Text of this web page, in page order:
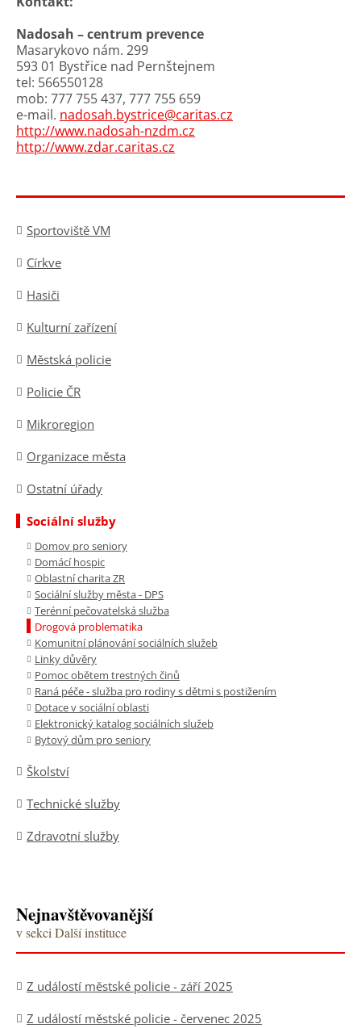
Nadosah – centrum prevence
Masarykovo nám. 299
593 01 Bystřice nad Pernštejnem
tel: 566550128
mob: 777 755 437, 777 755 659
e-mail. nadosah.bystrice@caritas.cz
http://www.nadosah-nzdm.cz
http://www.zdar.caritas.cz
Sportoviště VM
Církve
Hasiči
Kulturní zařízení
Městská policie
Policie ČR
Mikroregion
Organizace města
Ostatní úřady
Sociální služby
Domov pro seniory
Domácí hospic
Oblastní charita ZR
Sociální služby města - DPS
Terénní pečovatelská služba
Drogová problematika
Komunitní plánování sociálních služeb
Linky důvěry
Pomoc obětem trestných činů
Raná péče - služba pro rodiny s dětmi s postižením
Dotace v sociální oblasti
Elektronický katalog sociálních služeb
Bytový dům pro seniory
Školství
Technické služby
Zdravotní služby
Nejnavštěvovanější
v sekci Další instituce
Z událostí městské policie - září 2025
Z událostí městské policie - červenec 2025